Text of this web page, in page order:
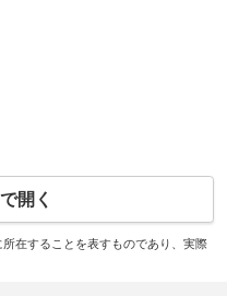
開く
在することを表すものであり、実際